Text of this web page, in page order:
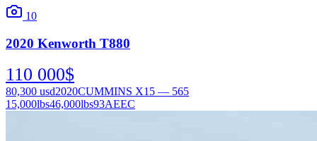
10
2020 Kenworth T880
110 000$
80,300 usd2020CUMMINS X15 — 565
15,000lbs46,000lbs93AEEC